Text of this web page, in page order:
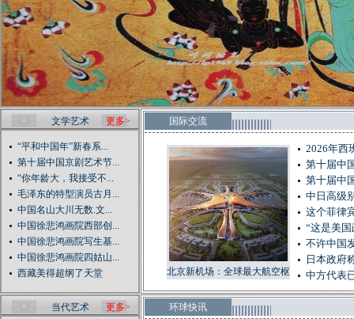
文学艺术 更多>
“平和中国年”新春系...
第十届中国京剧艺术节...
“你年龄大，我接受不...
毛泽东的特型演员古月...
中国名山大川无数.文...
中国徐悲鸿画院西部创...
中国徐悲鸿画院写生基...
中国徐悲鸿画院四姑山...
西藏美得超纲了天堂
国际交流
北京新机场：全球最大航空枢
2026年西
第十届中
第十届中
中日高级
这个菲律
“这是美
不许中国
日本政府
中方代表
当代艺术 更多> 环球快讯